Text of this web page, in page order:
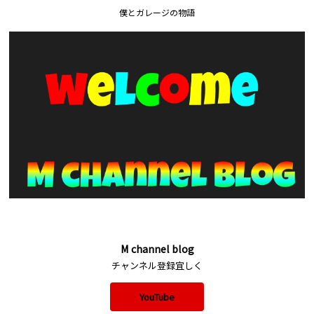
僕とガレージの物語
M channel blog
チャンネル登録宜しく
YouTube